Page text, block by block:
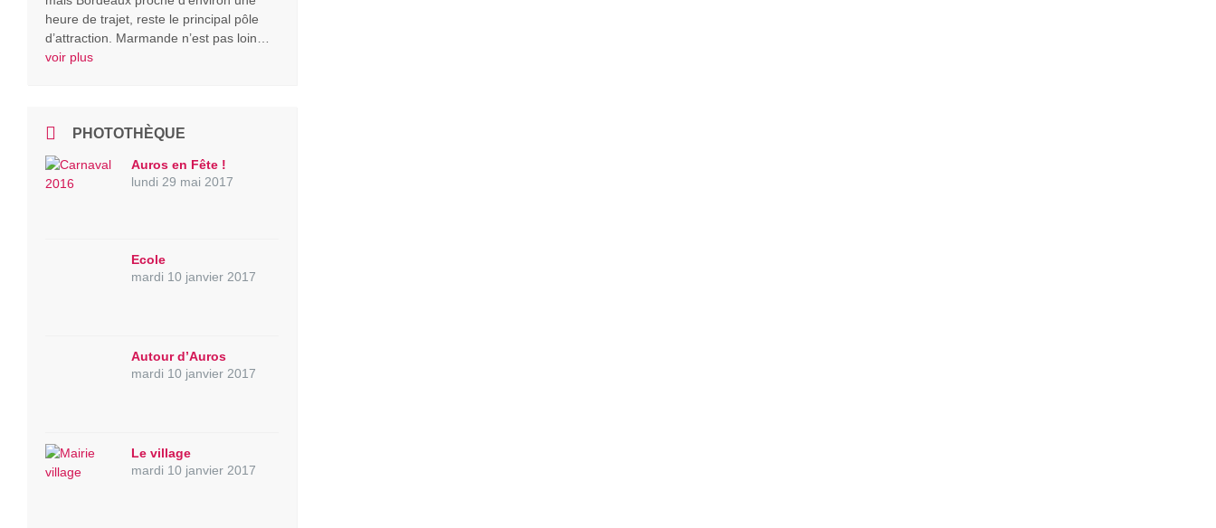
heure de trajet, reste le principal pôle
d’attraction. Marmande n’est pas loin…
voir plus
PHOTOTHÈQUE
Auros en Fête !
lundi 29 mai 2017
Ecole
mardi 10 janvier 2017
Autour d’Auros
mardi 10 janvier 2017
Le village
mardi 10 janvier 2017